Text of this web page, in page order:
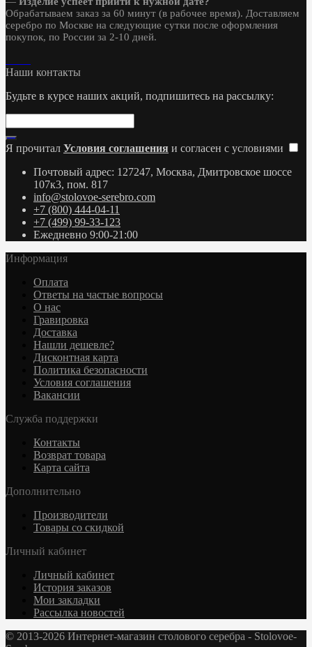
Обрабатываем заказ за 60 минут (в рабочее время). Доставляем
серебро по Москве на следующие сутки после оформления
покупок, по России за 2-10 дней.
Наши контакты
Будьте в курсе наших акций, подпишитесь на рассылку:
Я прочитал Условия соглашения и согласен с условиями
Почтовый адрес: 127247, Москва, Дмитровское шоссе
107к3, пом. 817
info@stolovoe-serebro.com
+7 (800) 444-04-11
+7 (499) 99-33-123
Ежедневно 9:00-21:00
Информация
Оплата
Ответы на частые вопросы
О нас
Гравировка
Доставка
Нашли дешевле?
Дисконтная карта
Политика безопасности
Условия соглашения
Вакансии
Служба поддержки
Контакты
Возврат товара
Карта сайта
Дополнительно
Производители
Товары со скидкой
Личный кабинет
Личный кабинет
История заказов
Мои закладки
Рассылка новостей
© 2013-2026 Интернет-магазин столового серебра - Stolovoe-